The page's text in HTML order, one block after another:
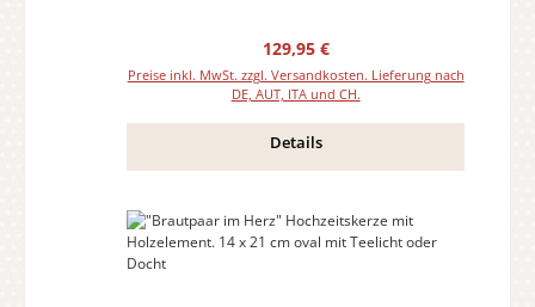
Regulärer Preis:
129,95 €
Preise inkl. MwSt. zzgl. Versandkosten. Lieferung nach
DE, AUT, ITA und CH.
Details